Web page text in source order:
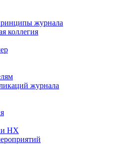
журнала
коллегия
журнала
НХ